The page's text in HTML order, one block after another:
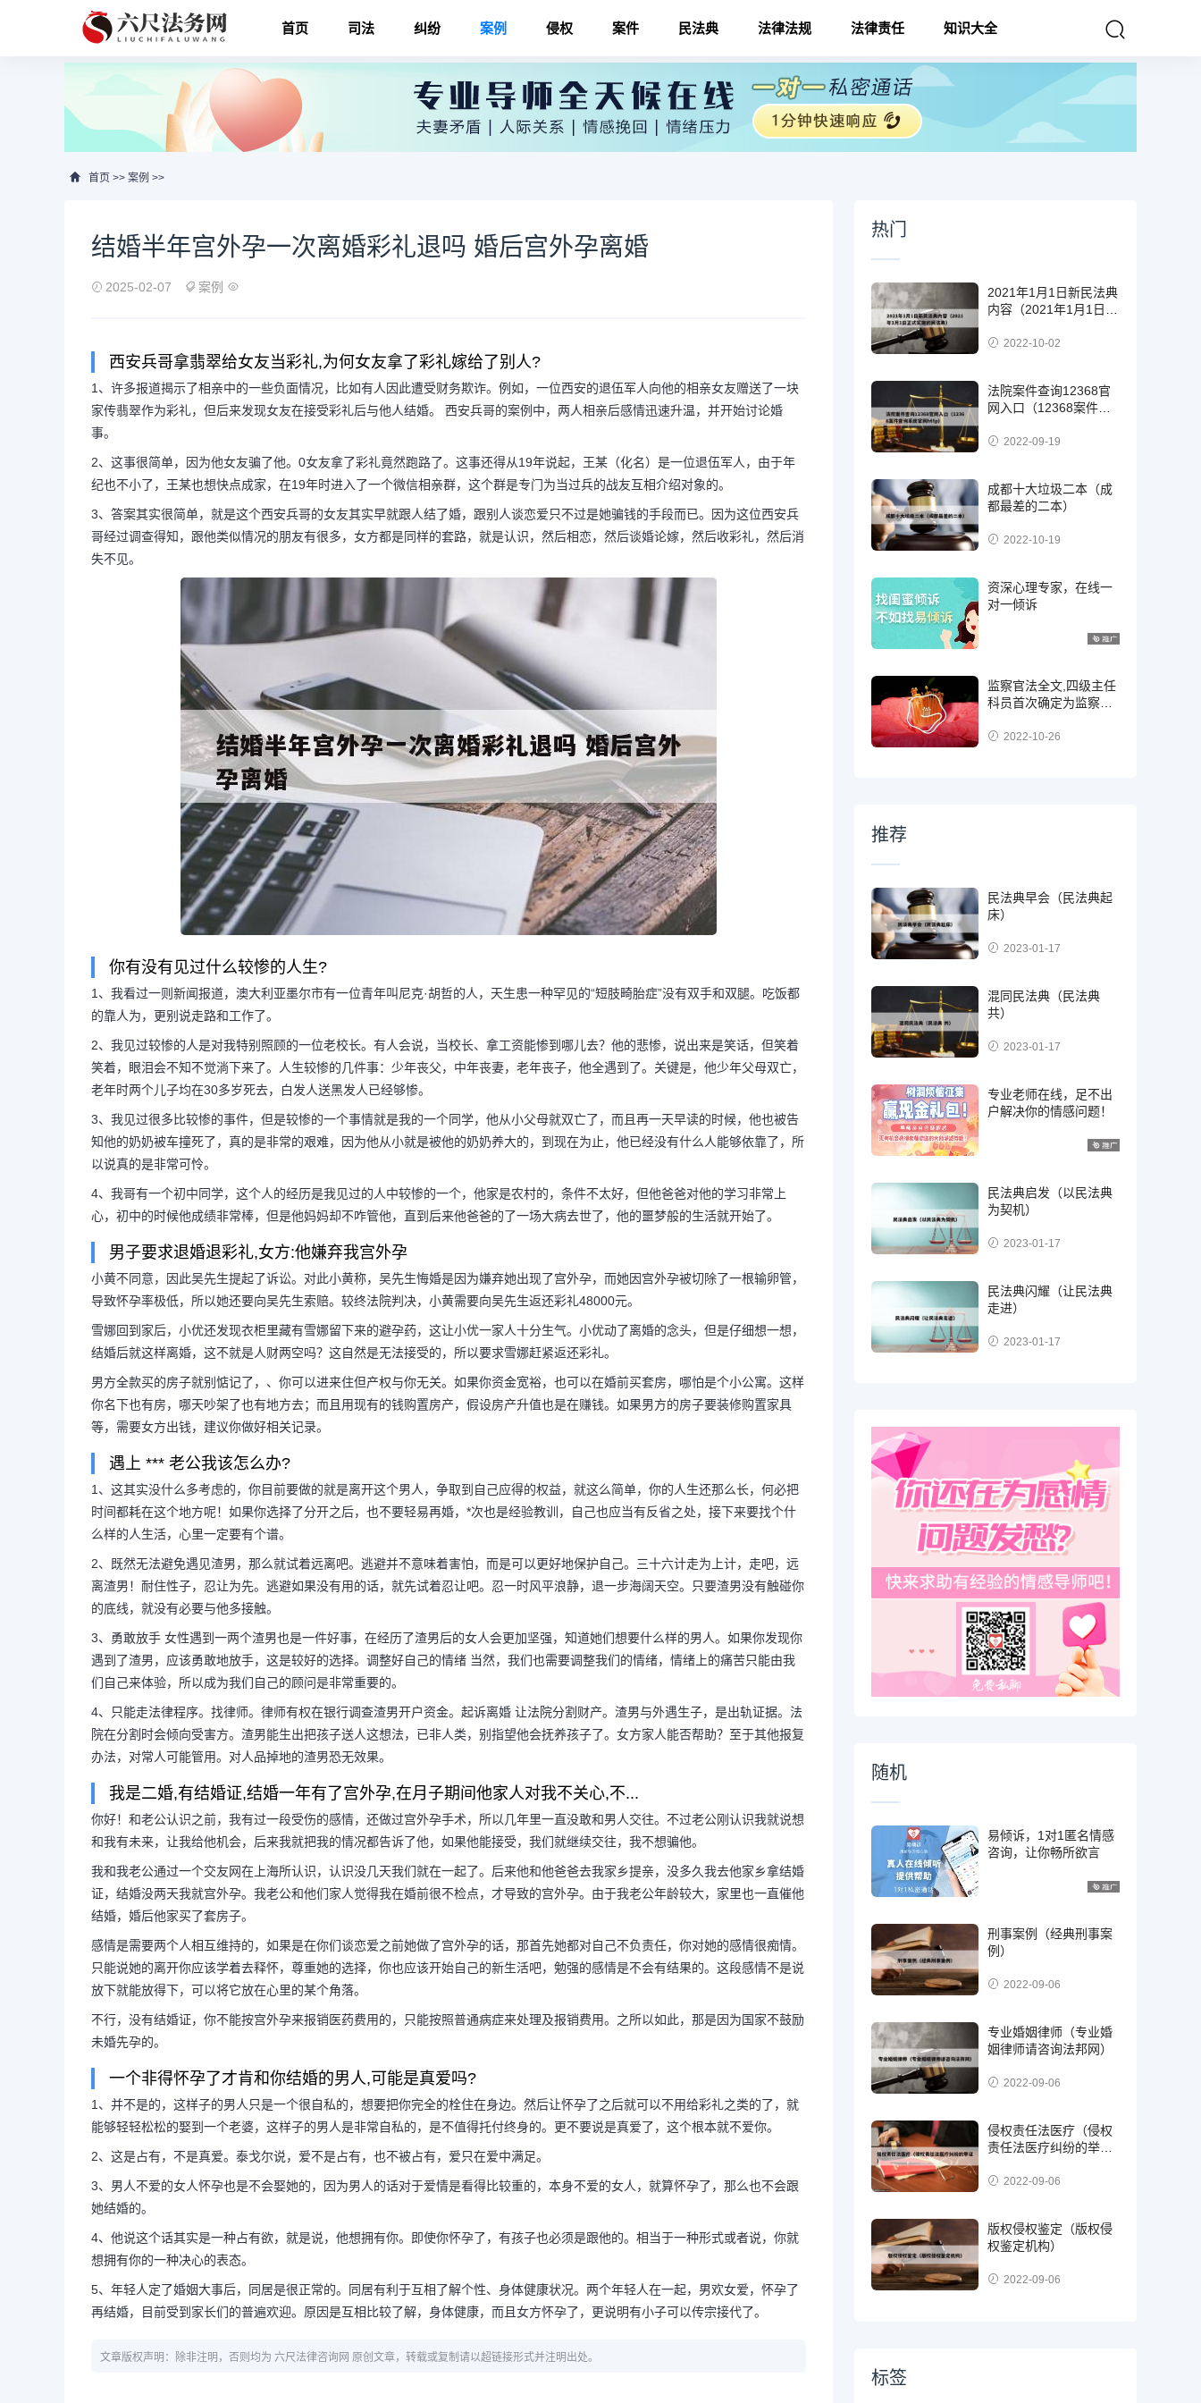
首页 司法 纠纷 案例 侵权 案件 民法典 法律法规 法律责任 知识大全
首页 >> 案例 >>
结婚半年宫外孕一次离婚彩礼退吗 婚后宫外孕离婚
2025-02-07 案例
西安兵哥拿翡翠给女友当彩礼,为何女友拿了彩礼嫁给了别人?
1、许多报道揭示了相亲中的一些负面情况，比如有人因此遭受财务欺诈。例如，一位西安的退伍军人向他的相亲女友赠送了一块
家传翡翠作为彩礼，但后来发现女友在接受彩礼后与他人结婚。 西安兵哥的案例中，两人相亲后感情迅速升温，并开始讨论婚
事。
2、这事很简单，因为他女友骗了他。0女友拿了彩礼竟然跑路了。这事还得从19年说起，王某（化名）是一位退伍军人，由于年
纪也不小了，王某也想快点成家，在19年时进入了一个微信相亲群，这个群是专门为当过兵的战友互相介绍对象的。
3、答案其实很简单，就是这个西安兵哥的女友其实早就跟人结了婚，跟别人谈恋爱只不过是她骗钱的手段而已。因为这位西安兵
哥经过调查得知，跟他类似情况的朋友有很多，女方都是同样的套路，就是认识，然后相恋，然后谈婚论嫁，然后收彩礼，然后消
失不见。
你有没有见过什么较惨的人生?
1、我看过一则新闻报道，澳大利亚墨尔市有一位青年叫尼克·胡哲的人，天生患一种罕见的“短肢畸胎症”没有双手和双腿。吃饭都
的靠人为，更别说走路和工作了。
2、我见过较惨的人是对我特别照顾的一位老校长。有人会说，当校长、拿工资能惨到哪儿去？他的悲惨，说出来是笑话，但笑着
笑着，眼泪会不知不觉淌下来了。人生较惨的几件事：少年丧父，中年丧妻，老年丧子，他全遇到了。关键是，他少年父母双亡，
老年时两个儿子均在30多岁死去，白发人送黑发人已经够惨。
3、我见过很多比较惨的事件，但是较惨的一个事情就是我的一个同学，他从小父母就双亡了，而且再一天早读的时候，他也被告
知他的奶奶被车撞死了，真的是非常的艰难，因为他从小就是被他的奶奶养大的，到现在为止，他已经没有什么人能够依靠了，所
以说真的是非常可怜。
4、我哥有一个初中同学，这个人的经历是我见过的人中较惨的一个，他家是农村的，条件不太好，但他爸爸对他的学习非常上
心，初中的时候他成绩非常棒，但是他妈妈却不咋管他，直到后来他爸爸的了一场大病去世了，他的噩梦般的生活就开始了。
男子要求退婚退彩礼,女方:他嫌弃我宫外孕
小黄不同意，因此吴先生提起了诉讼。对此小黄称，吴先生悔婚是因为嫌弃她出现了宫外孕，而她因宫外孕被切除了一根输卵管，
导致怀孕率极低，所以她还要向吴先生索赔。较终法院判决，小黄需要向吴先生返还彩礼48000元。
雪娜回到家后，小优还发现衣柜里藏有雪娜留下来的避孕药，这让小优一家人十分生气。小优动了离婚的念头，但是仔细想一想，
结婚后就这样离婚，这不就是人财两空吗？这自然是无法接受的，所以要求雪娜赶紧返还彩礼。
男方全款买的房子就别惦记了，、你可以进来住但产权与你无关。如果你资金宽裕，也可以在婚前买套房，哪怕是个小公寓。这样
你名下也有房，哪天吵架了也有地方去；而且用现有的钱购置房产，假设房产升值也是在赚钱。如果男方的房子要装修购置家具
等，需要女方出钱，建议你做好相关记录。
遇上 *** 老公我该怎么办?
1、这其实没什么多考虑的，你目前要做的就是离开这个男人，争取到自己应得的权益，就这么简单，你的人生还那么长，何必把
时间都耗在这个地方呢！如果你选择了分开之后，也不要轻易再婚，*次也是经验教训，自己也应当有反省之处，接下来要找个什
么样的人生活，心里一定要有个谱。
2、既然无法避免遇见渣男，那么就试着远离吧。逃避并不意味着害怕，而是可以更好地保护自己。三十六计走为上计，走吧，远
离渣男！耐住性子，忍让为先。逃避如果没有用的话，就先试着忍让吧。忍一时风平浪静，退一步海阔天空。只要渣男没有触碰你
的底线，就没有必要与他多接触。
3、勇敢放手 女性遇到一两个渣男也是一件好事，在经历了渣男后的女人会更加坚强，知道她们想要什么样的男人。如果你发现你
遇到了渣男，应该勇敢地放手，这是较好的选择。调整好自己的情绪 当然，我们也需要调整我们的情绪，情绪上的痛苦只能由我
们自己来体验，所以成为我们自己的顾问是非常重要的。
4、只能走法律程序。找律师。律师有权在银行调查渣男开户资金。起诉离婚 让法院分割财产。渣男与外遇生子，是出轨证据。法
院在分割时会倾向受害方。渣男能生出把孩子送人这想法，已非人类，别指望他会抚养孩子了。女方家人能否帮助？至于其他报复
办法，对常人可能管用。对人品掉地的渣男恐无效果。
我是二婚,有结婚证,结婚一年有了宫外孕,在月子期间他家人对我不关心,不...
你好！和老公认识之前，我有过一段受伤的感情，还做过宫外孕手术，所以几年里一直没敢和男人交往。不过老公刚认识我就说想
和我有未来，让我给他机会，后来我就把我的情况都告诉了他，如果他能接受，我们就继续交往，我不想骗他。
我和我老公通过一个交友网在上海所认识，认识没几天我们就在一起了。后来他和他爸爸去我家乡提亲，没多久我去他家乡拿结婚
证，结婚没两天我就宫外孕。我老公和他们家人觉得我在婚前很不检点，才导致的宫外孕。由于我老公年龄较大，家里也一直催他
结婚，婚后他家买了套房子。
感情是需要两个人相互维持的，如果是在你们谈恋爱之前她做了宫外孕的话，那首先她都对自己不负责任，你对她的感情很痴情。
只能说她的离开你应该学着去释怀，尊重她的选择，你也应该开始自己的新生活吧，勉强的感情是不会有结果的。这段感情不是说
放下就能放得下，可以将它放在心里的某个角落。
不行，没有结婚证，你不能按宫外孕来报销医药费用的，只能按照普通病症来处理及报销费用。之所以如此，那是因为国家不鼓励
未婚先孕的。
一个非得怀孕了才肯和你结婚的男人,可能是真爱吗?
1、并不是的，这样子的男人只是一个很自私的，想要把你完全的栓住在身边。然后让怀孕了之后就可以不用给彩礼之类的了，就
能够轻轻松松的娶到一个老婆，这样子的男人是非常自私的，是不值得托付终身的。更不要说是真爱了，这个根本就不爱你。
2、这是占有，不是真爱。泰戈尔说，爱不是占有，也不被占有，爱只在爱中满足。
3、男人不爱的女人怀孕也是不会娶她的，因为男人的话对于爱情是看得比较重的，本身不爱的女人，就算怀孕了，那么也不会跟
她结婚的。
4、他说这个话其实是一种占有欲，就是说，他想拥有你。即使你怀孕了，有孩子也必须是跟他的。相当于一种形式或者说，你就
想拥有你的一种决心的表态。
5、年轻人定了婚姻大事后，同居是很正常的。同居有利于互相了解个性、身体健康状况。两个年轻人在一起，男欢女爱，怀孕了
再结婚，目前受到家长们的普遍欢迎。原因是互相比较了解，身体健康，而且女方怀孕了，更说明有小子可以传宗接代了。
文章版权声明：除非注明，否则均为 六尺法律咨询网 原创文章，转载或复制请以超链接形式并注明出处。
热门
2021年1月1日新民法典
内容（2021年1月1日正
2022-10-02
法院案件查询12368官
网入口（12368案件查
2022-09-19
成都十大垃圾二本（成
都最差的二本）
2022-10-19
资深心理专家，在线一
对一倾诉
监察官法全文,四级主任
科员首次确定为监察
级?2022-10-26
推荐
民法典早会（民法典起
床）
2023-01-17
混同民法典（民法典
共）
2023-01-17
专业老师在线，足不出
户解决你的情感问题！
民法典启发（以民法典
为契机）
2023-01-17
民法典闪耀（让民法典
走进）
2023-01-17
随机
易倾诉，1对1匿名情感
咨询，让你畅所欲言
刑事案例（经典刑事案
例）
2022-09-06
专业婚姻律师（专业婚
姻律师请咨询法邦网）
2022-09-06
侵权责任法医疗（侵权
责任法医疗纠纷的举
2022-09-06
版权侵权鉴定（版权侵
权鉴定机构）
2022-09-06
标签
结婚半年宫外孕一次离婚彩礼退吗 婚后
宫外孕离婚
1、许多报道揭示了相亲中的一些负面情况，比如有人因
此遭受财务欺诈。例如，一位西安的退伍军人向他的相亲女
友赠送了一块家传翡翠作为彩礼，但后来发现女友在接受彩
长按图片识别二维码阅读更多